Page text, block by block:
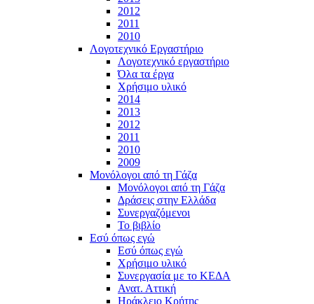
2012
2011
2010
Λογοτεχνικό Εργαστήριο
Λογοτεχνικό εργαστήριο
Όλα τα έργα
Χρήσιμο υλικό
2014
2013
2012
2011
2010
2009
Μονόλογοι από τη Γάζα
Μονόλογοι από τη Γάζα
Δράσεις στην Ελλάδα
Συνεργαζόμενοι
To βιβλίο
Εσύ όπως εγώ
Εσύ όπως εγώ
Χρήσιμο υλικό
Συνεργασία με το ΚΕΔΑ
Ανατ. Αττική
Ηράκλειο Κρήτης